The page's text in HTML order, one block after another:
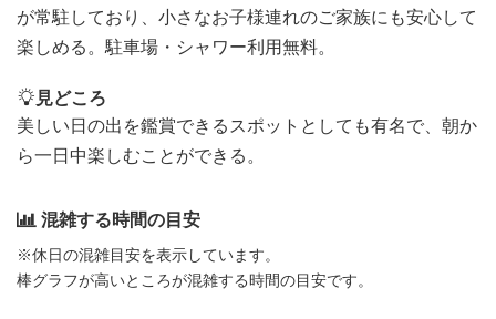
が常駐しており、小さなお子様連れのご家族にも安心して
楽しめる。駐車場・シャワー利用無料。
見どころ
美しい日の出を鑑賞できるスポットとしても有名で、朝か
ら一日中楽しむことができる。
混雑する時間の目安
※休日の混雑目安を表示しています。
棒グラフが高いところが混雑する時間の目安です。